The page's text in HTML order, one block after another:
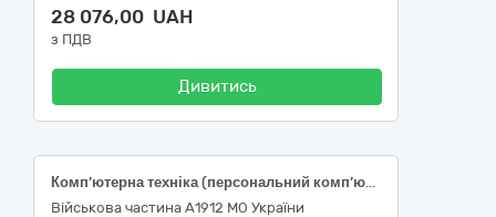
28 076,00 UAH
з ПДВ
Дивитись
Комп’ютерна техніка (персональний комп’ютер (ноутбук) з принтером, ПЗ та комплектуючими)
Військова частина А1912 МО України